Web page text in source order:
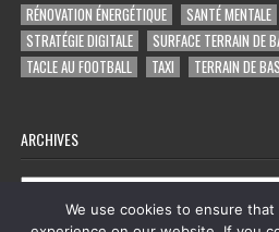
RÉNOVATION ÉNERGÉTIQUE
SANTÉ MENTALE
STRATÉGIE DIGITALE
SURFACE TERRAIN DE
TACLE AU FOOTBALL
TAXI TERRAIN DE
ARCHIVES
Archives
We use cookies to ensure